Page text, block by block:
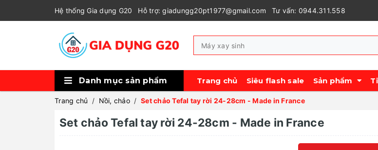
Hệ thống Gia dụng G20 Hỗ trợ: giadungg20pt1977@gmail.com Tư vấn: 0944.311.558
Danh mục sản phẩm Trang chủ Siêu flash sale Sản phẩm
Trang chủ / Nồi, chảo / Set chảo Tefal tay rời 24-28cm - Made in France
Set chảo Tefal tay rời 24-28cm - Made in France